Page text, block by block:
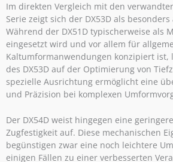
Im direkten Vergleich mit den
Serie zeigt sich der DX53D als besonders
Während der DX51D typischerweise als
eingesetzt wird und vor allem für
Kaltumformanwendungen konzipiert ist,
des DX53D auf der Optimierung von
spezielle Ausrichtung ermöglicht eine
und Präzision bei komplexen
Der DX54D weist hingegen eine
Zugfestigkeit auf. Diese mechanischen
begünstigen zwar eine noch leichtere
einigen Fällen zu einer verbesserten